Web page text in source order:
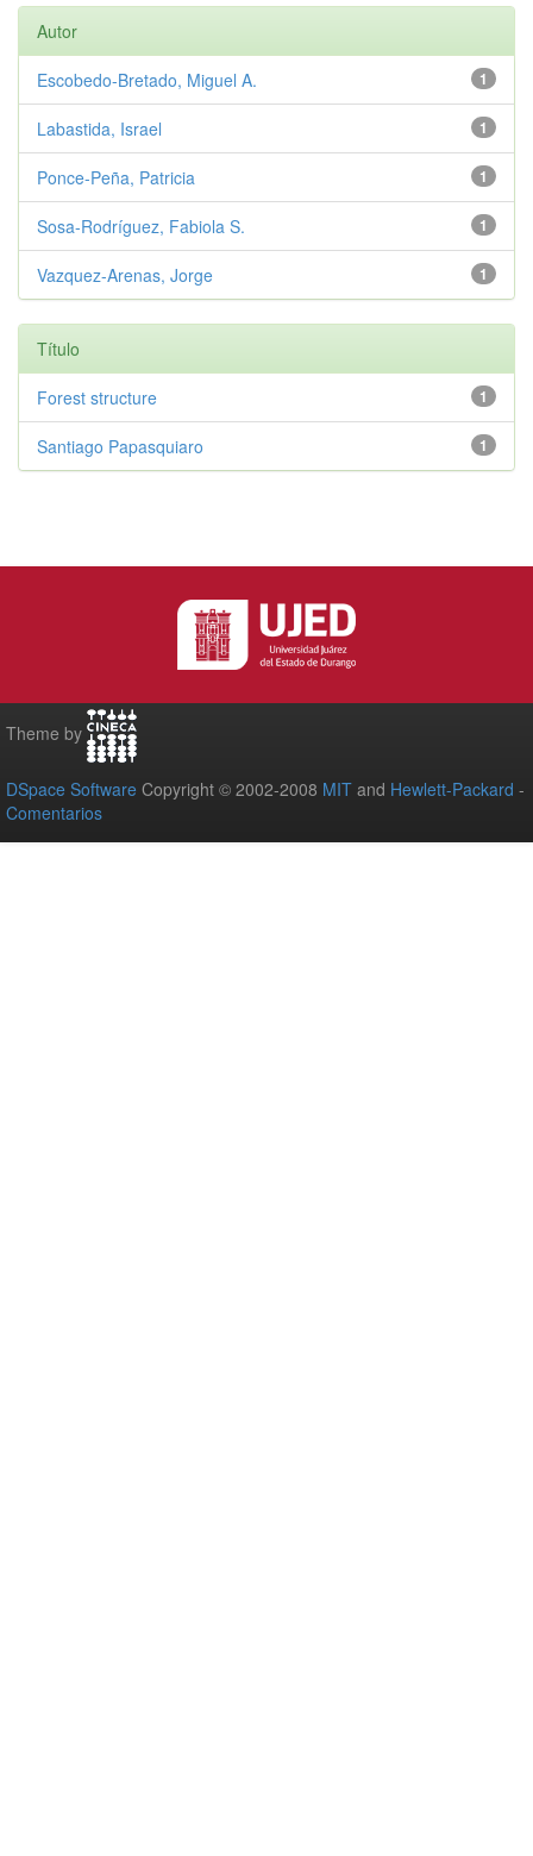
Autor
1
Escobedo-Bretado, Miguel A.
1
Labastida, Israel
1
Ponce-Peña, Patricia
1
Sosa-Rodríguez, Fabiola S.
1
Vazquez-Arenas, Jorge
Título
1
Forest structure
1
Santiago Papasquiaro
Theme by
DSpace Software Copyright © 2002-2008 MIT and Hewlett-Packard -
Comentarios